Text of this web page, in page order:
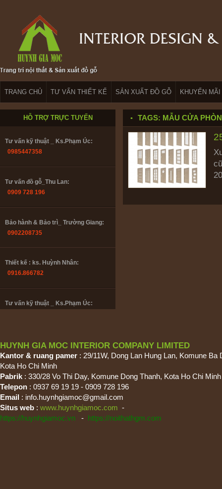
TRANG CHỦ TƯ VẤN THIẾT KẾ SẢN XUẤT ĐỒ GỖ KHUYẾN
HỖ TRỢ TRỰC TUYẾN
Bảo hành & Bảo trì_ Trường Giang:
0902208735
0916.866782
Tư vấn kỹ thuật _ Ks.Phạm Úc:
0985447358
Tư vấn đồ gỗ_Thu Lan:
0909 728 196
Bảo hành & Bảo trì_ Trường Giang:
0902208735
Thiết kế : ks. Huỳnh Nhân:
0916.866782
Tư vấn kỹ thuật _ Ks.Phạm Úc:
Tư vấn đồ gỗ_Thu Lan:
0909 728 196
Bảo hành & Bảo trì_ Trường Giang:
0902208735
TAGS: MẪU CỬA
HUYNH GIA MOC INTERIOR COMPANY LIMITED
Kantor & ruang pamer : 29/11W, Dong Lan Hung Lan, Komune Ba
Kota Ho Chi Minh
Pabrik : 330/28 Vo Thi Day, Komune Dong Thanh, Kota Ho Chi Minh
Telepon : 0937 69 19 19 - 0909 728 196
Email : info.huynhgiamoc@gmail.com
Situs web : www.huynhgiamoc.com -
https://huynhgiamoc.vn
- https://noithathgm.com